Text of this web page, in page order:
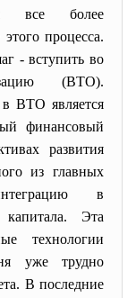
все более
процесса.
- вступить во
(ВТО).
ВТО является
финансовый
развития
из главных
в
Эта
технологии
уже трудно
В последние